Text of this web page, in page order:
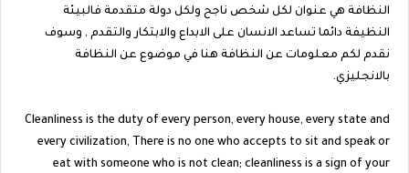
النظافة هي عنوان لكل شخص ناجح ولكل دولة متقدمة فالبيئة
النظيفة دائما تساعد الانسان على الابداع والابتكار والتقدم , وسوف
نقدم لكم معلومات عن النظافة هنا في موضوع عن النظافة
بالانجليزي.
Cleanliness is the duty of every person, every house, every state and
every civilization, There is no one who accepts to sit and speak or
eat with someone who is not clean; cleanliness is a sign of your